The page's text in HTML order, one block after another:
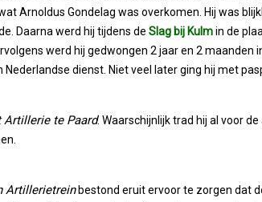
Arnoldus Gondelag was overkomen. Hij was
Daarna werd hij tijdens de Slag bij Kulmin de
werd hij gedwongen 2 jaar en 2 maanden
dienst. Niet veel later ging hij met
Artillerie te Paard. Waarschijnlijk trad hij al voor
Artillerietreinbestond eruit ervoor te zorgen dat